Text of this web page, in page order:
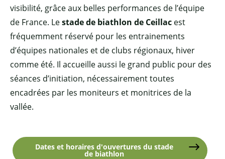
visibilité, grâce aux belles performances de l’équipe
de France. Lestade de biathlon de Ceillac est
fréquemment réservé pour les entrainements
d’équipes nationales et de clubs régionaux, hiver
comme été. Il accueille aussi le grand public pour des
séances d’initiation, nécessairement toutes
encadrées par les moniteurs et monitrices de la
vallée.
Dates et horaires d'ouvertures du stade
de biathlon